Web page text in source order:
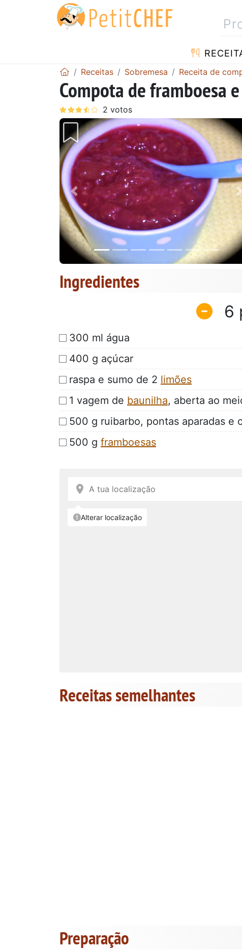
Receitas Sobremesa Receita de
Compota de framboesa
Anterior
Ingredientes
6
300 ml água
400 g açúcar
raspa e sumo de 2 limões
1 vagem de baunilha, aberta ao
500 g ruibarbo, pontas aparadas e
500 g framboesas
Receitas semelhantes
Preparação